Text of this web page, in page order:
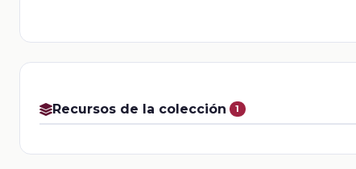
Recursos de la colección 1